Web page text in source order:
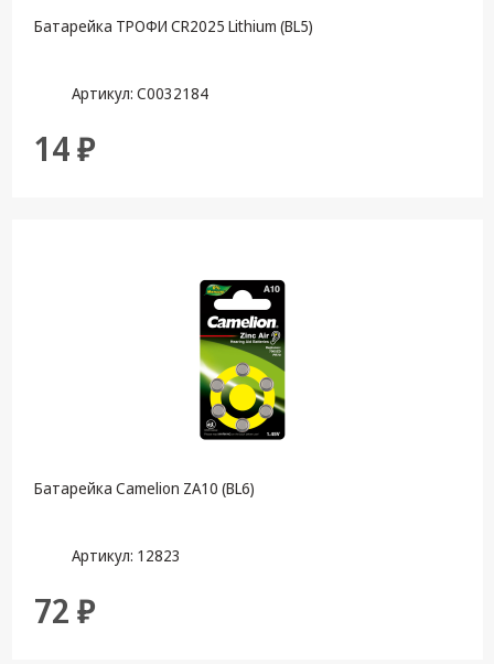
Батарейка ТРОФИ CR2025 Lithium (BL5)
Артикул: С0032184
14 ₽
Батарейка Camelion ZA10 (BL6)
Артикул: 12823
72 ₽